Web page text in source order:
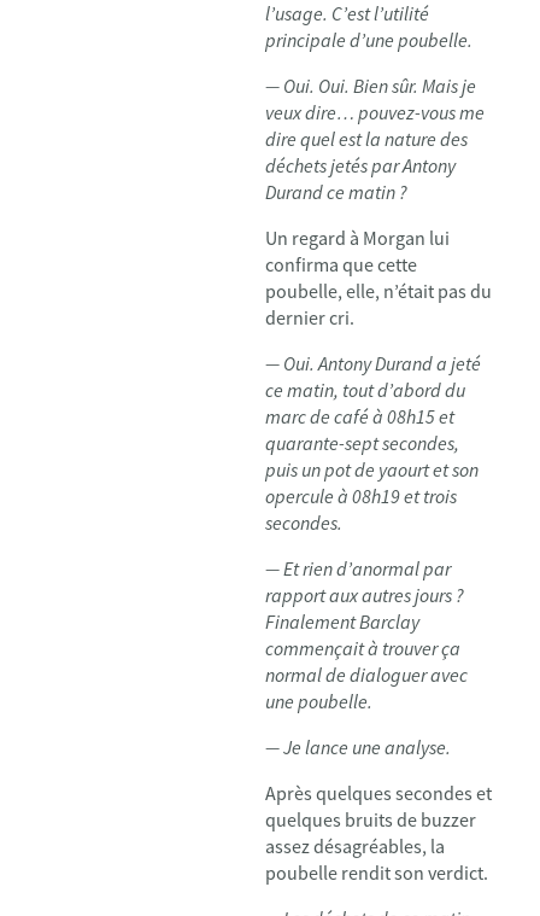
l’usage. C’est l’utilité
principale d’une poubelle.
— Oui. Oui. Bien sûr. Mais je
veux dire… pouvez-vous me
dire quel est la nature des
déchets jetés par Antony
Durand ce matin ?
Un regard à Morgan lui
confirma que cette
poubelle, elle, n’était pas du
dernier cri.
— Oui. Antony Durand a jeté
ce matin, tout d’abord du
marc de café à 08h15 et
quarante-sept secondes,
puis un pot de yaourt et son
opercule à 08h19 et trois
secondes.
— Et rien d’anormal par
rapport aux autres jours ?
Finalement Barclay
commençait à trouver ça
normal de dialoguer avec
une poubelle.
— Je lance une analyse.
Après quelques secondes et
quelques bruits de buzzer
assez désagréables, la
poubelle rendit son verdict.